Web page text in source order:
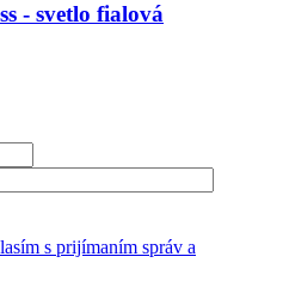
- svetlo fialová
s prijímaním správ a